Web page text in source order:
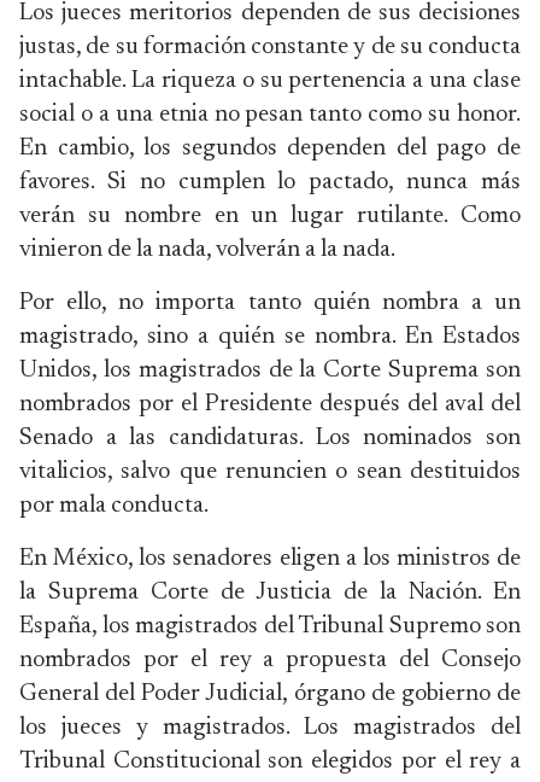
Los jueces meritorios dependen de sus decisiones
justas, de su formación constante y de su conducta
intachable. La riqueza o su pertenencia a una clase
social o a una etnia no pesan tanto como su honor.
En cambio, los segundos dependen del pago de
favores. Si no cumplen lo pactado, nunca más
verán su nombre en un lugar rutilante. Como
vinieron de la nada, volverán a la nada.
Por ello, no importa tanto quién nombra a un
magistrado, sino a quién se nombra. En Estados
Unidos, los magistrados de la Corte Suprema son
nombrados por el Presidente después del aval del
Senado a las candidaturas. Los nominados son
vitalicios, salvo que renuncien o sean destituidos
por mala conducta.
En México, los senadores eligen a los ministros de
la Suprema Corte de Justicia de la Nación. En
España, los magistrados del Tribunal Supremo son
nombrados por el rey a propuesta del Consejo
General del Poder Judicial, órgano de gobierno de
los jueces y magistrados. Los magistrados del
Tribunal Constitucional son elegidos por el rey a